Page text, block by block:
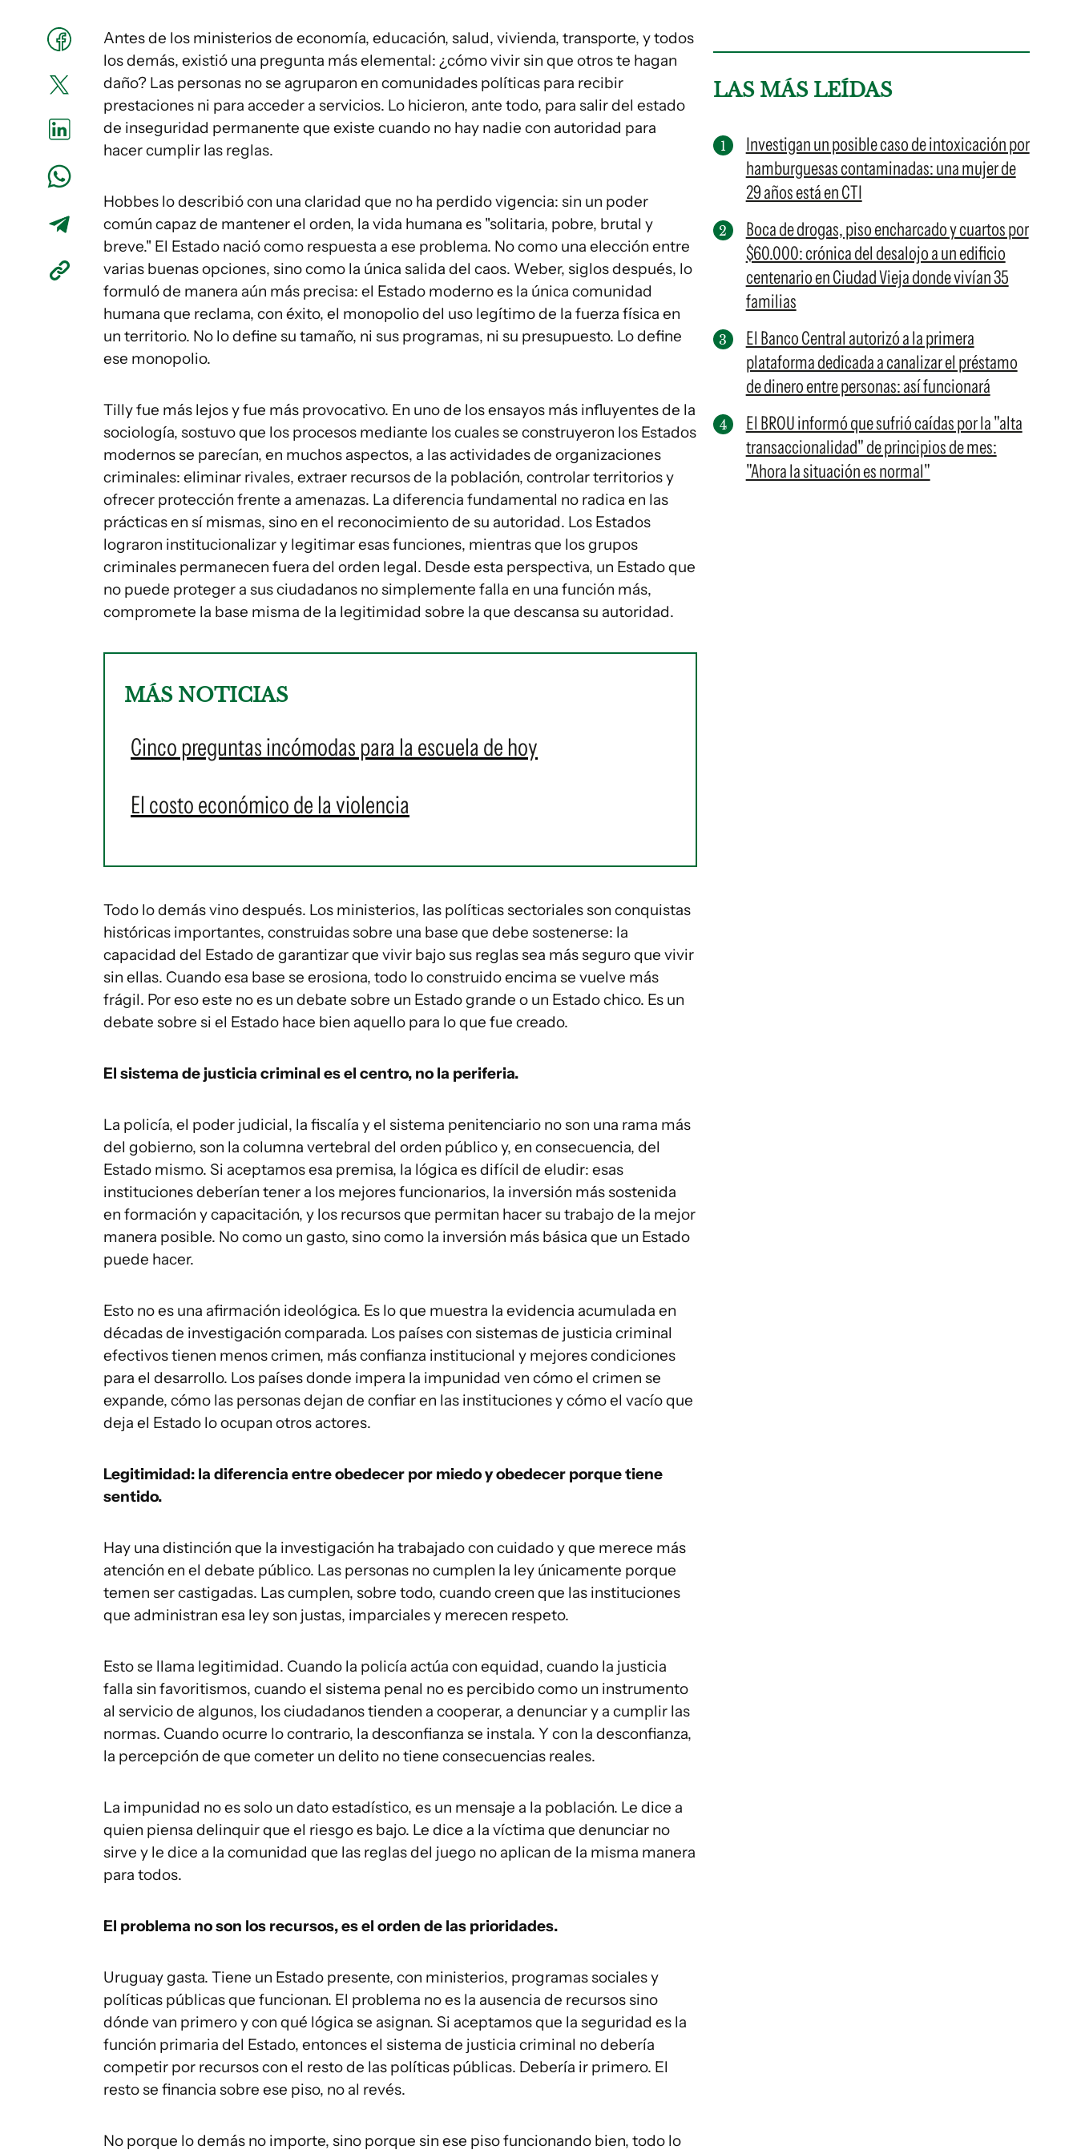
Antes de los ministerios de economía, educación, salud, vivienda, transporte, y todos
los demás, existió una pregunta más elemental: ¿cómo vivir sin que otros te hagan
daño? Las personas no se agruparon en comunidades políticas para recibir
prestaciones ni para acceder a servicios. Lo hicieron, ante todo, para salir del estado
de inseguridad permanente que existe cuando no hay nadie con autoridad para
hacer cumplir las reglas.
Hobbes lo describió con una claridad que no ha perdido vigencia: sin un poder
común capaz de mantener el orden, la vida humana es "solitaria, pobre, brutal y
breve." El Estado nació como respuesta a ese problema. No como una elección entre
varias buenas opciones, sino como la única salida del caos. Weber, siglos después, lo
formuló de manera aún más precisa: el Estado moderno es la única comunidad
humana que reclama, con éxito, el monopolio del uso legítimo de la fuerza física en
un territorio. No lo define su tamaño, ni sus programas, ni su presupuesto. Lo define
ese monopolio.
Tilly fue más lejos y fue más provocativo. En uno de los ensayos más influyentes de la
sociología, sostuvo que los procesos mediante los cuales se construyeron los Estados
modernos se parecían, en muchos aspectos, a las actividades de organizaciones
criminales: eliminar rivales, extraer recursos de la población, controlar territorios y
ofrecer protección frente a amenazas. La diferencia fundamental no radica en las
prácticas en sí mismas, sino en el reconocimiento de su autoridad. Los Estados
lograron institucionalizar y legitimar esas funciones, mientras que los grupos
criminales permanecen fuera del orden legal. Desde esta perspectiva, un Estado que
no puede proteger a sus ciudadanos no simplemente falla en una función más,
compromete la base misma de la legitimidad sobre la que descansa su autoridad.
MÁS NOTICIAS
Cinco preguntas incómodas para la escuela de hoy
El costo económico de la violencia
Todo lo demás vino después. Los ministerios, las políticas sectoriales son conquistas
históricas importantes, construidas sobre una base que debe sostenerse: la
capacidad del Estado de garantizar que vivir bajo sus reglas sea más seguro que vivir
sin ellas. Cuando esa base se erosiona, todo lo construido encima se vuelve más
frágil. Por eso este no es un debate sobre un Estado grande o un Estado chico. Es un
debate sobre si el Estado hace bien aquello para lo que fue creado.
El sistema de justicia criminal es el centro, no la periferia.
La policía, el poder judicial, la fiscalía y el sistema penitenciario no son una rama más
del gobierno, son la columna vertebral del orden público y, en consecuencia, del
Estado mismo. Si aceptamos esa premisa, la lógica es difícil de eludir: esas
instituciones deberían tener a los mejores funcionarios, la inversión más sostenida
en formación y capacitación, y los recursos que permitan hacer su trabajo de la mejor
manera posible. No como un gasto, sino como la inversión más básica que un Estado
puede hacer.
Esto no es una afirmación ideológica. Es lo que muestra la evidencia acumulada en
décadas de investigación comparada. Los países con sistemas de justicia criminal
efectivos tienen menos crimen, más confianza institucional y mejores condiciones
para el desarrollo. Los países donde impera la impunidad ven cómo el crimen se
expande, cómo las personas dejan de confiar en las instituciones y cómo el vacío que
deja el Estado lo ocupan otros actores.
Legitimidad: la diferencia entre obedecer por miedo y obedecer porque tiene
sentido.
Hay una distinción que la investigación ha trabajado con cuidado y que merece más
atención en el debate público. Las personas no cumplen la ley únicamente porque
temen ser castigadas. Las cumplen, sobre todo, cuando creen que las instituciones
que administran esa ley son justas, imparciales y merecen respeto.
Esto se llama legitimidad. Cuando la policía actúa con equidad, cuando la justicia
falla sin favoritismos, cuando el sistema penal no es percibido como un instrumento
al servicio de algunos, los ciudadanos tienden a cooperar, a denunciar y a cumplir las
normas. Cuando ocurre lo contrario, la desconfianza se instala. Y con la desconfianza,
la percepción de que cometer un delito no tiene consecuencias reales.
La impunidad no es solo un dato estadístico, es un mensaje a la población. Le dice a
quien piensa delinquir que el riesgo es bajo. Le dice a la víctima que denunciar no
sirve y le dice a la comunidad que las reglas del juego no aplican de la misma manera
para todos.
El problema no son los recursos, es el orden de las prioridades.
Uruguay gasta. Tiene un Estado presente, con ministerios, programas sociales y
políticas públicas que funcionan. El problema no es la ausencia de recursos sino
dónde van primero y con qué lógica se asignan. Si aceptamos que la seguridad es la
función primaria del Estado, entonces el sistema de justicia criminal no debería
competir por recursos con el resto de las políticas públicas. Debería ir primero. El
resto se financia sobre ese piso, no al revés.
No porque lo demás no importe, sino porque sin ese piso funcionando bien, todo lo
LAS MÁS LEÍDAS
Investigan un posible caso de intoxicación por
hamburguesas contaminadas: una mujer de
29 años está en CTI
Boca de drogas, piso encharcado y cuartos por
$60.000: crónica del desalojo a un edificio
centenario en Ciudad Vieja donde vivían 35
familias
El Banco Central autorizó a la primera
plataforma dedicada a canalizar el préstamo
de dinero entre personas: así funcionará
El BROU informó que sufrió caídas por la "alta
transaccionalidad" de principios de mes:
"Ahora la situación es normal"